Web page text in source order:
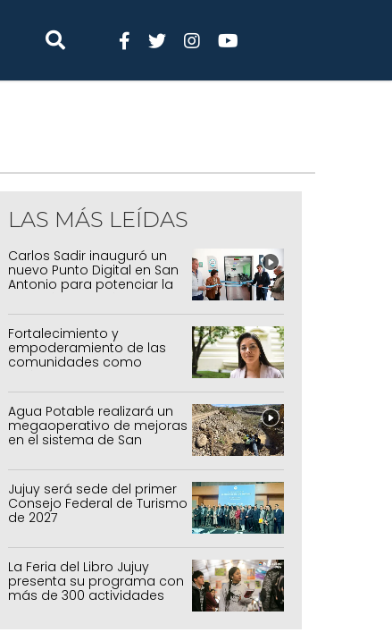
LAS MÁS LEÍDAS
Carlos Sadir inauguró un
nuevo Punto Digital en San
Antonio para potenciar la
Fortalecimiento y
empoderamiento de las
comunidades como
Agua Potable realizará un
megaoperativo de mejoras
en el sistema de San
Jujuy será sede del primer
Consejo Federal de Turismo
de 2027
La Feria del Libro Jujuy
presenta su programa con
más de 300 actividades